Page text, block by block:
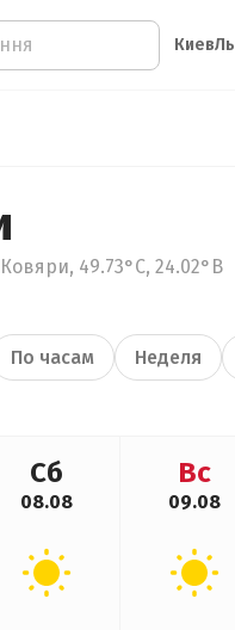
Киев
49.73°С, 24.02°В
По часам Неделя
Сб
08.08
Вс
09.08